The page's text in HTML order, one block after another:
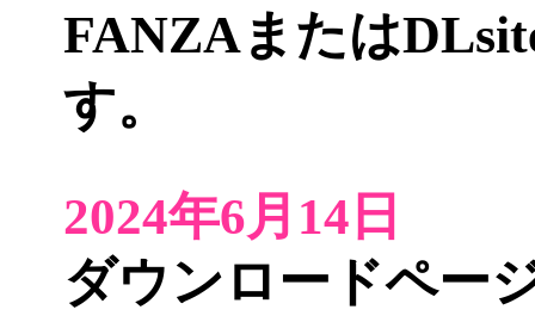
FANZAまたは
す。
2024年6月14日
ダウンロードペー